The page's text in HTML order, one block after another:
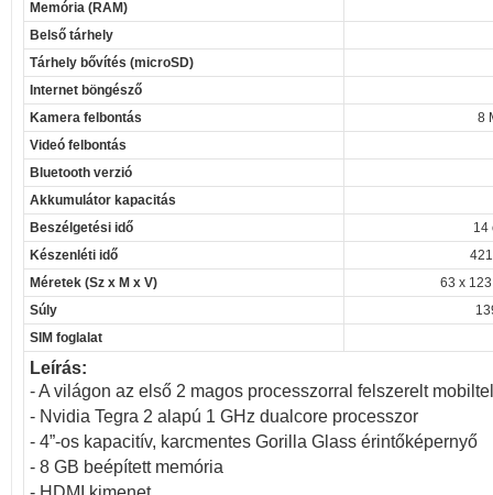
Memória (RAM)
Belső tárhely
Tárhely bővítés (microSD)
Internet böngésző
Kamera felbontás
8
Videó felbontás
Bluetooth verzió
Akkumulátor kapacitás
Beszélgetési idő
14
Készenléti idő
Méretek (Sz x M x V)
63 x
Súly
SIM foglalat
Leírás:
- A világon az első 2 magos processzorral felszerelt
- Nvidia Tegra 2 alapú 1 GHz dualcore processzor
- 4”-os kapacitív, karcmentes Gorilla Glass érintőképernyő
- 8 GB beépített memória